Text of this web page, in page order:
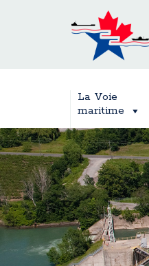
La Voie
maritime